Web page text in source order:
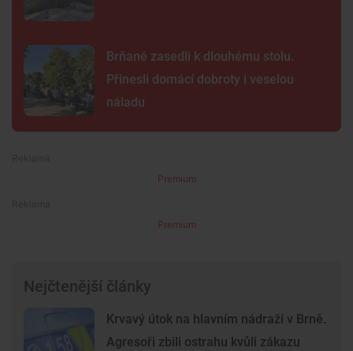
Brňané zasedli k dlouhému stolu.
Přinesli domácí dobroty i veselou
náladu
Premium
Premium
Nejčtenější články
Krvavý útok na hlavním nádraží v Brně.
Agresoři zbili ostrahu kvůli zákazu